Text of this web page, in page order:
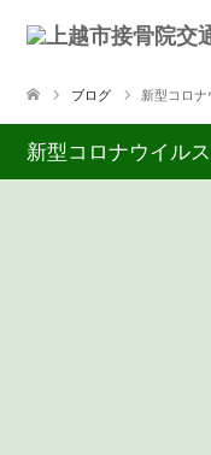
ブログ 新型コロ
新型コロナウイル